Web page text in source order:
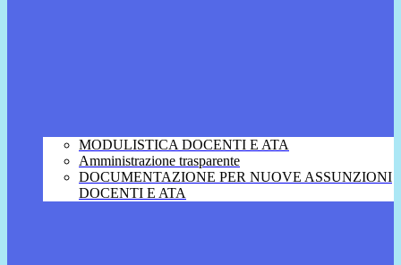
MODULISTICA DOCENTI E ATA
Amministrazione trasparente
DOCUMENTAZIONE PER NUOVE ASSUNZIONI
DOCENTI E ATA